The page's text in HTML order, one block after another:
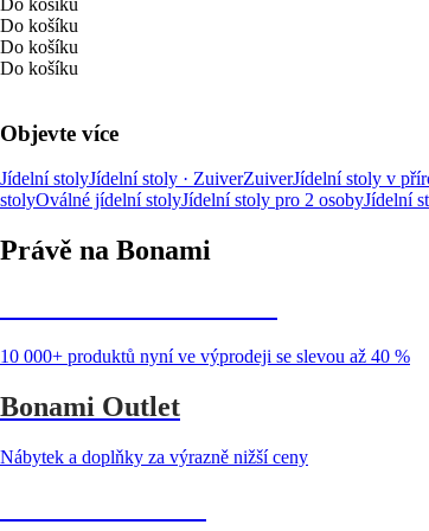
Do košíku
Do košíku
Do košíku
Do košíku
Objevte více
Jídelní stolyJídelní stoly · ZuiverZuiverJídelní stoly v
stolyOválné jídelní stolyJídelní stoly pro 2 osobyJídelní
Právě na Bonami
10 000+ produktů nyní ve výprodeji se slevou až 40 %
Bonami Outlet
Nábytek a doplňky za výrazně nižší ceny